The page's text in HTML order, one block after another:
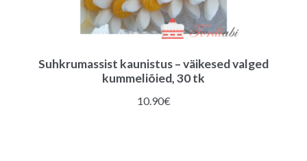
Suhkrumassist kaunistus – väikesed valged
kummeliõied, 30 tk
10.90€